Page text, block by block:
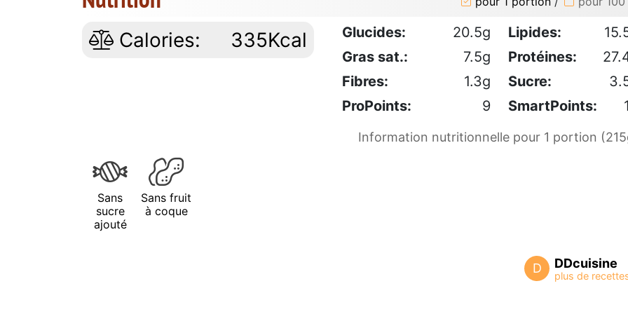
Calories: 335Kcal Glucides: 20.5g Lipides:
Gras sat.:
7.5g Protéines:
Fibres:
1.3g Sucre:
ProPoints:
9 SmartPoints:
Information nutritionnelle pour 1 portion
Sans
sucre
ajouté
Sans fruit
à coque
D DDcuisine